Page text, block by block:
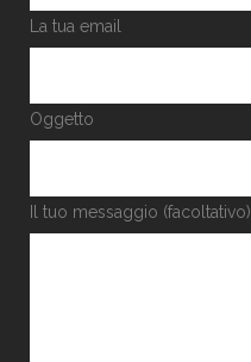
La tua email
Oggetto
Il tuo messaggio (facoltativo)